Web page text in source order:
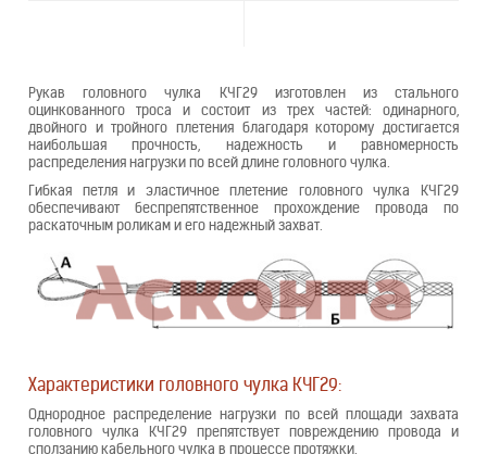
Рукав головного чулка КЧГ29 изготовлен из стального
оцинкованного троса и состоит из трех частей: одинарного,
двойного и тройного плетения благодаря которому достигается
наибольшая прочность, надежность и равномерность
распределения нагрузки по всей длине головного чулка.
Гибкая петля и эластичное плетение головного чулка КЧГ29
обеспечивают беспрепятственное прохождение провода по
раскаточным роликам и его надежный захват.
Характеристики головного чулка КЧГ29:
Однородное распределение нагрузки по всей площади захвата
головного чулка КЧГ29 препятствует повреждению провода и
сползанию кабельного чулка в процессе протяжки.